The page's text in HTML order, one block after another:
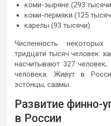
коми-зыряне (293
коми-пермяки (125
карелы (93 тысячи).
Численность
тридцати тысяч человек:
насчитывают 327
человека. Живут в
эстонцы, саамы.
Развитие финно-
в России